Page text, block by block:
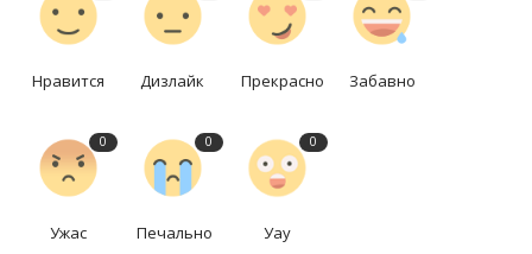
Нравится Дизлайк Прекрасно Забавно
0
Ужас
0
Печально
0
Уау